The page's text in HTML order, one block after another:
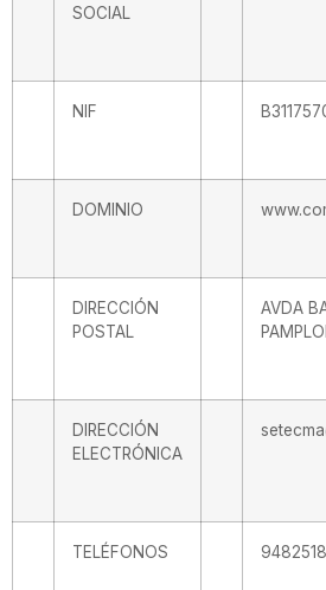
SOCIAL
NIF
DOMINIO
DIRECCIÓN
POSTAL
AVDA
DIRECCIÓN
ELECTRÓNICA
TELÉFONOS